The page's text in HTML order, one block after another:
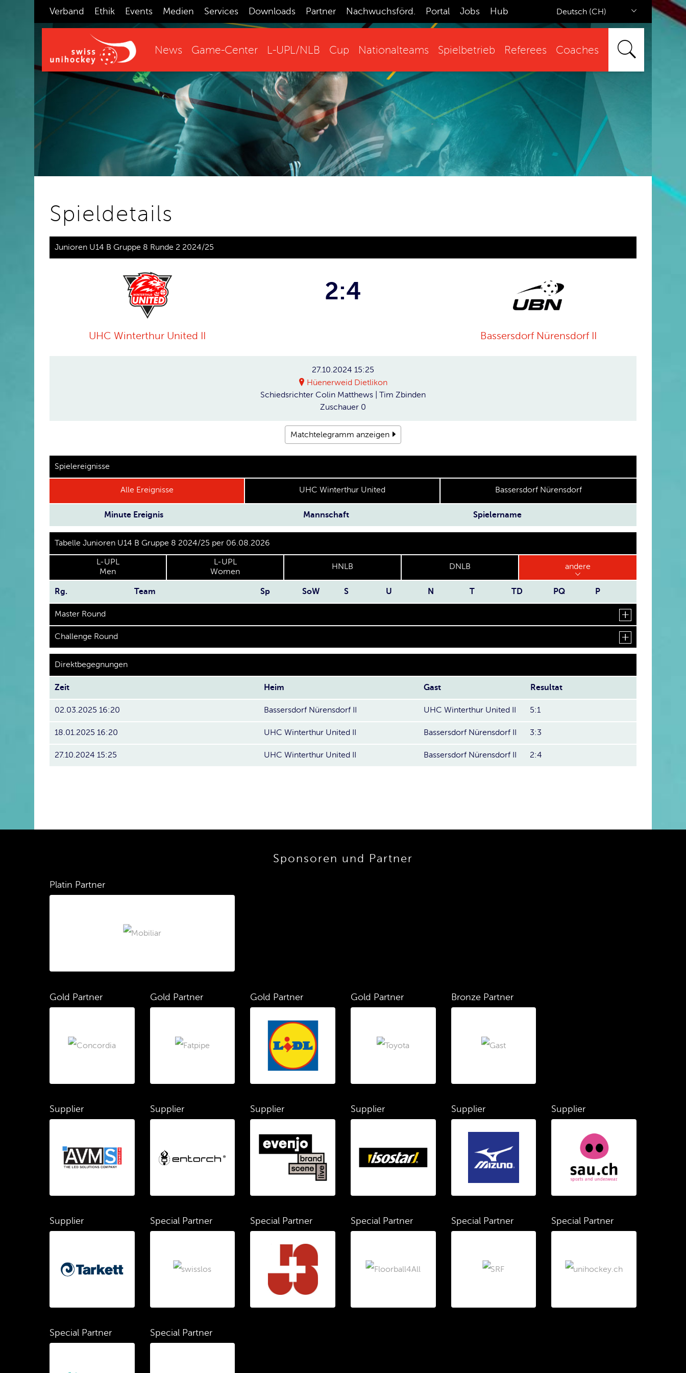
Verband Ethik Events Medien Services Downloads Partner Nachwuchsförd. Portal Jobs Hub Deutsch (CH)
News Game-Center L-UPL/NLB Cup Nationalteams Spielbetrieb Referees Coaches
Spieldetails
Junioren U14 B Gruppe 8 Runde 2 2024/25
UHC Winterthur United II
2:4
Bassersdorf Nürensdorf II
27.10.2024 15:25
Hüenerweid Dietlikon
Schiedsrichter Colin Matthews | Tim Zbinden
Zuschauer 0
Matchtelegramm anzeigen
Spielereignisse
Alle Ereignisse UHC Winterthur United Bassersdorf Nürensdorf
Minute Ereignis Mannschaft Spielername
Tabelle Junioren U14 B Gruppe 8 2024/25 per 06.08.2026
L-UPL
Men
L-UPL
Women
HNLB DNLB andere
Rg. Team Sp SoW S U N T TD PQ P
Master Round
Challenge Round
Direktbegegnungen
Zeit Heim Gast Resultat
02.03.2025 16:20 Bassersdorf Nürensdorf II UHC Winterthur United II 5:1
18.01.2025 16:20 UHC Winterthur United II Bassersdorf Nürensdorf II 3:3
27.10.2024 15:25 UHC Winterthur United II Bassersdorf Nürensdorf II 2:4
Sponsoren und Partner
Platin Partner
Gold Partner Gold Partner Gold Partner Gold Partner Bronze Partner
Supplier Supplier Supplier Supplier Supplier Supplier
Supplier Special Partner Special Partner Special Partner Special Partner Special Partner
Special Partner Special Partner